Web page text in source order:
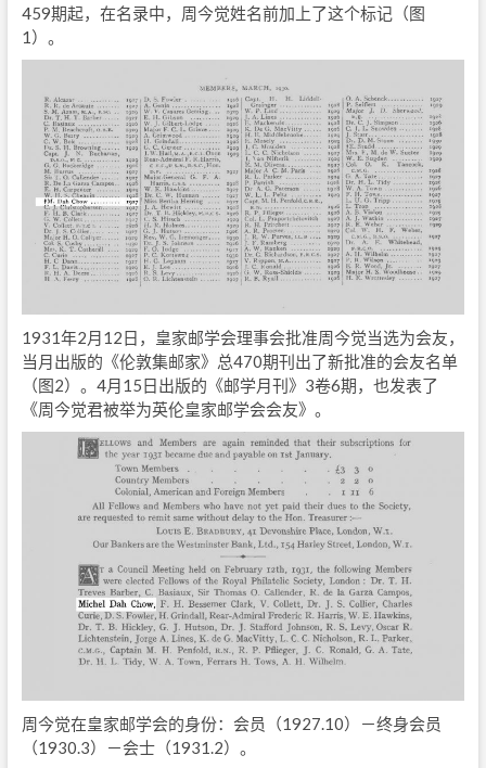
459期起，在名录中，周今觉姓名前加上了这个标记（图
1）。
1931年2月12日，皇家邮学会理事会批准周今觉当选为会友，
当月出版的《伦敦集邮家》总470期刊出了新批准的会友名单
（图2）。4月15日出版的《邮学月刊》3卷6期，也发表了
《周今觉君被举为英伦皇家邮学会会友》。
周今觉在皇家邮学会的身份：会员（1927.10）－终身会员
（1930.3）－会士（1931.2）。